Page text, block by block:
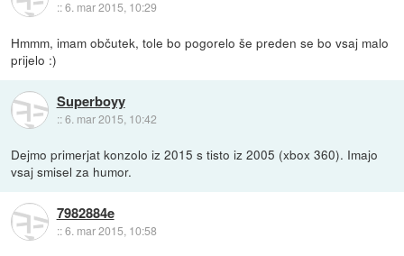
::6. mar 2015, 10:29
Hmmm, imam občutek, tole bo pogorelo še preden se bo vsaj malo
prijelo :)
Superboyy
::6. mar 2015, 10:42
Dejmo primerjat konzolo iz 2015 s tisto iz 2005 (xbox 360). Imajo
vsaj smisel za humor.
7982884e
::6. mar 2015, 10:58